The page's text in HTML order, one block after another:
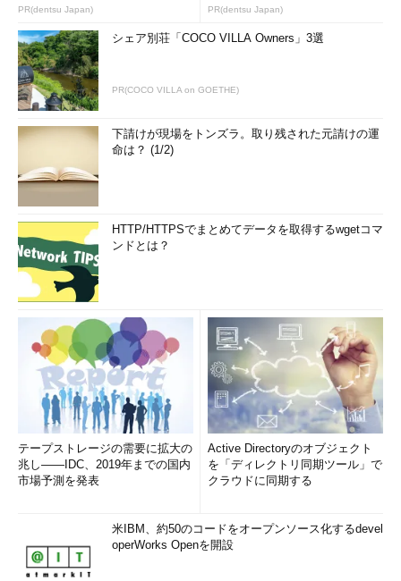
PR(dentsu Japan) PR(dentsu Japan)
シェア別荘「COCO VILLA Owners」3選
PR(COCO VILLA on GOETHE)
下請けが現場をトンズラ。取り残された元請けの運
命は？ (1/2)
HTTP/HTTPSでまとめてデータを取得するwgetコマ
ンドとは？
テープストレージの需要に拡大の
兆し――IDC、2019年までの国内
市場予測を発表
Active Directoryのオブジェクト
を「ディレクトリ同期ツール」で
クラウドに同期する
米IBM、約50のコードをオープンソース化するdevel
operWorks Openを開設